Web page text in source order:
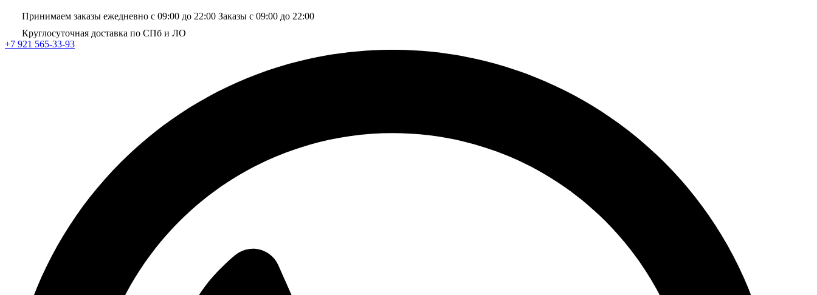
Принимаем заказы ежедневно с 09:00 до 22:00 Заказы с 09:00 до 22:00
Круглосуточная доставка по СПб и ЛО
+7 921 565-33-93